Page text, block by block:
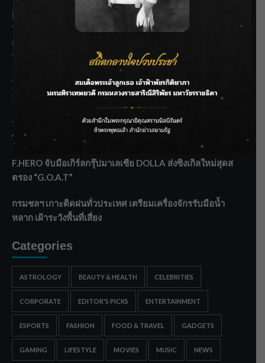
Recent Posts
กรมชลฯ รับฟังประชาชน ติดตามแก้ปัญหาโครงการประตู
ระบายน้ำศรีสองรักฯ
‘แมน การิน’ แชร์ความเชื่อชวนคิด! “อยากกินอะไรหลังจาก
ลาโลกนี้ ให้ใส่บาตรสิ่งนั้นไว้ตอนยังมีชีวิต”
ราชเลขานุการในพระองค์ฯ ติดตามโครงการหุบกะพง–ห้วย
ทรายใต้ เสริมความมั่นคงน้ำเพชรบุรี
F.HERO จับมือเกิร์ลกรุ๊ปมาเลเซีย DOLLA ส่งซิงเกิลใหม่สุดส
ตรอง “G.O.A.T”
กรมชลฯ เกาะติดฝนทั่วประเทศ เตรียมเครื่องจักรรับมือน้ำ
หลาก เฝ้าระวังพื้นที่เสี่ยง
Categories
ASTROLOGY BEAUTY & HEALTH CELEBRITIES
CORPORATE EDITOR'S PICKS ENTERTAINMENT
ESPORTS FASHION FOOD & TRAVEL GADGETS
GAMING LIFESTYLE MOVIES MUSIC NEWS